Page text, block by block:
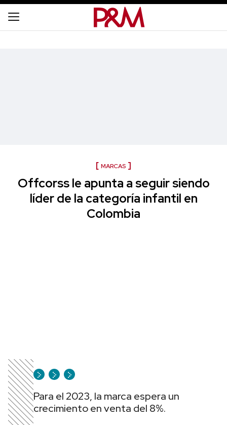
MARCAS
Offcorss le apunta a seguir siendo
líder de la categoría infantil en
Colombia
Para el 2023, la marca espera un
crecimiento en venta del 8%.